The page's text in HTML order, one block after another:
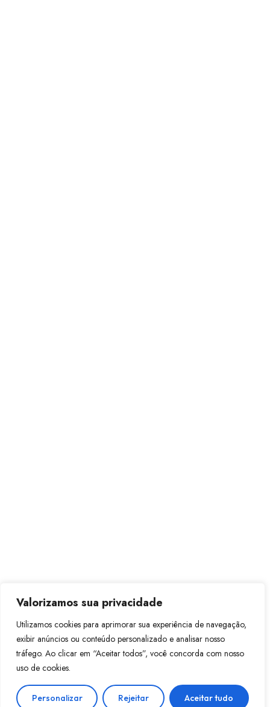
Valorizamos sua privacidade
Utilizamos cookies para aprimorar sua experiência de navegação,
exibir anúncios ou conteúdo personalizado e analisar nosso
tráfego. Ao clicar em “Aceitar todos”, você concorda com nosso
uso de cookies.
Personalizar Rejeitar Aceitar tudo